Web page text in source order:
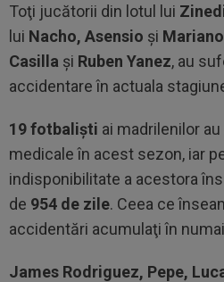
Toţi jucătorii din lotul lui
lui Nacho, Asensio şi
Casilla şi Ruben Yanez, au
accidentare în actuala
19 fotbalişti ai madrilenilor
medicale în acest sezon, iar
indisponibilitate a acestora
de 954 de zile. Ceea ce
accidentări acumulaţi în
James Rodriguez, Pepe,